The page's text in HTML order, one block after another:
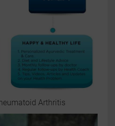
Arthritis